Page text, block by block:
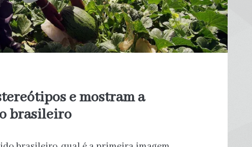
e mostram a
brasileiro